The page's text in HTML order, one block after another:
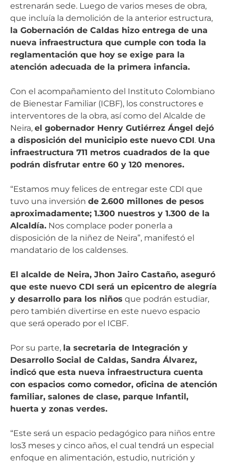
estrenarán sede. Luego de varios meses de obra,
que incluía la demolición de la anterior estructura,
la Gobernación de Caldas hizo entrega de una
nueva infraestructura que cumple con toda la
reglamentación que hoy se exige para la
atención adecuada de la primera infancia.
Con el acompañamiento del Instituto Colombiano
de Bienestar Familiar (ICBF), los constructores e
interventores de la obra, así como del Alcalde de
Neira, el gobernador Henry Gutiérrez Ángel dejó
a disposición del municipio este nuevo CDI. Una
infraestructura 711 metros cuadrados de la que
podrán disfrutar entre 60 y 120 menores.
“Estamos muy felices de entregar este CDI que
tuvo una inversión de 2.600 millones de pesos
aproximadamente; 1.300 nuestros y 1.300 de la
Alcaldía. Nos complace poder ponerla a
disposición de la niñez de Neira”, manifestó el
mandatario de los caldenses.
El alcalde de Neira, Jhon Jairo Castaño, aseguró
que este nuevo CDI será un epicentro de alegría
y desarrollo para los niños que podrán estudiar,
pero también divertirse en este nuevo espacio
que será operado por el ICBF.
Por su parte, la secretaria de Integración y
Desarrollo Social de Caldas, Sandra Álvarez,
indicó que esta nueva infraestructura cuenta
con espacios como comedor, oficina de atención
familiar, salones de clase, parque Infantil,
huerta y zonas verdes.
“Este será un espacio pedagógico para niños entre
los3 meses y cinco años, el cual tendrá un especial
enfoque en alimentación, estudio, nutrición y